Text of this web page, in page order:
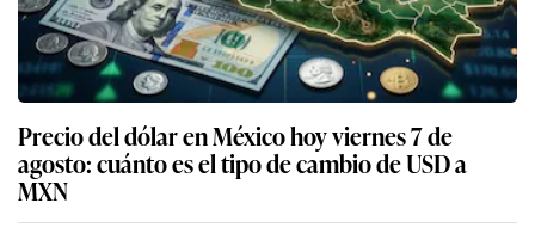
Precio del dólar en México hoy viernes 7 de
agosto: cuánto es el tipo de cambio de USD a
MXN